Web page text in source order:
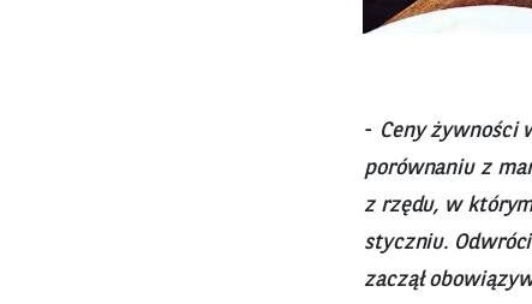
- Ceny żywności
porównaniu z
z rzędu, w
styczniu.
zaczął